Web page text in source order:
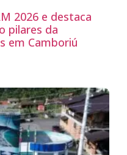
2026 e destaca
pilares da
em Camboriú